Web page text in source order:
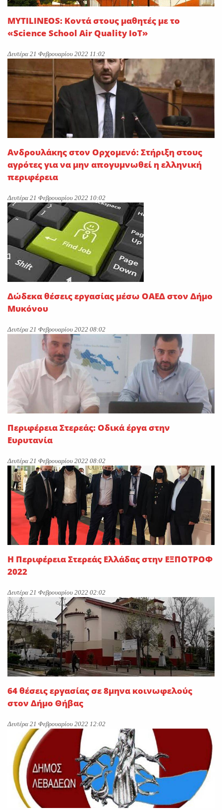
MYTILINEOS: Κοντά στους μαθητές με το
«Science School Air Quality IoT»
Δευτέρα 21 Φεβρουαρίου 2022 11:02
Ανδρουλάκης στον Ορχομενό: Στήριξη στους
αγρότες για να μην απογυμνωθεί η ελληνική
περιφέρεια
Δευτέρα 21 Φεβρουαρίου 2022 10:02
Δώδεκα θέσεις εργασίας μέσω ΟΑΕΔ στον Δήμο
Μυκόνου
Δευτέρα 21 Φεβρουαρίου 2022 08:02
Περιφέρεια Στερεάς: Οδικά έργα στην
Ευρυτανία
Δευτέρα 21 Φεβρουαρίου 2022 08:02
Η Περιφέρεια Στερεάς Ελλάδας στην ΕΞΠΟΤΡΟΦ
2022
Δευτέρα 21 Φεβρουαρίου 2022 02:02
64 θέσεις εργασίας σε 8μηνα κοινωφελούς
στον Δήμο Θήβας
Δευτέρα 21 Φεβρουαρίου 2022 12:02